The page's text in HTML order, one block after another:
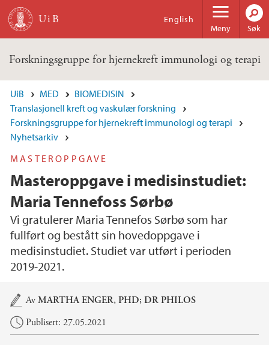
Hopp til hovedinnhold
Meny
English
Søk
Forskningsgruppe for hjernekreft immunologi og terapi
UiB MED
BIOMEDISIN
Translasjonell kreft og vaskulær forskning
Forskningsgruppe for hjernekreft immunologi og terapi
Nyhetsarkiv
MASTEROPPGAVE
Masteroppgave i medisinstudiet:
Maria Tennefoss Sørbø
Vi gratulerer Maria Tennefos Sørbø som har
fullført og bestått sin hovedoppgave i
medisinstudiet. Studiet var utført i perioden
2019-2021.
Hovedinnhold
AvMARTHA ENGER, PHD; DR PHILOS
Publisert: 27.05.2021